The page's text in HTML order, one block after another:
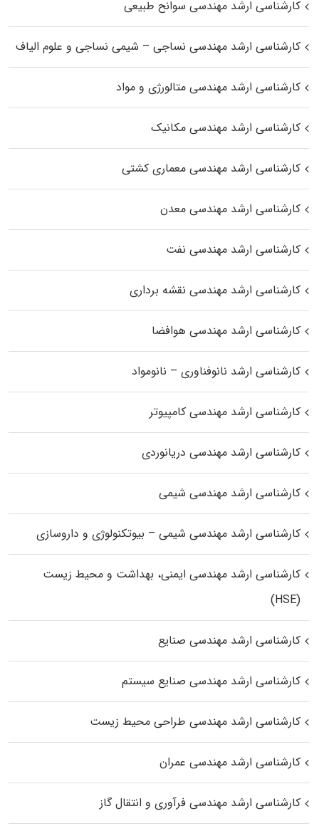
کارشناسی ارشد مهندسی سوانح طبیعی
کارشناسی ارشد مهندسی نساجی – شیمی نساجی و علوم الیاف
کارشناسی ارشد مهندسی متالورژی و مواد
کارشناسی ارشد مهندسی مکانیک
کارشناسی ارشد مهندسی معماری کشتی
کارشناسی ارشد مهندسی معدن
کارشناسی ارشد مهندسی نفت
کارشناسی ارشد مهندسی نقشه برداری
کارشناسی ارشد مهندسی هوافضا
کارشناسی ارشد نانوفناوری – نانومواد
کارشناسی ارشد مهندسی کامپیوتر
کارشناسی ارشد مهندسی دریانوردی
کارشناسی ارشد مهندسی شیمی
کارشناسی ارشد مهندسی شیمی – بیوتکنولوژی و داروسازی
کارشناسی ارشد مهندسی ایمنی، بهداشت و محیط زیست
(HSE)
کارشناسی ارشد مهندسی صنایع
کارشناسی ارشد مهندسی صنایع سیستم
کارشناسی ارشد مهندسی طراحی محیط زیست
کارشناسی ارشد مهندسی عمران
کارشناسی ارشد مهندسی فرآوری و انتقال گاز